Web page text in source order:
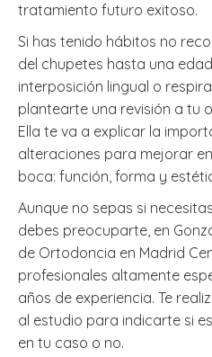
tratamiento futuro exitoso.
Si has tenido hábitos no
del chupetes hasta una
interposición lingual o
plantearte una revisión a tu
Ella te va a explicar la
alteraciones para mejorar
boca: función, forma y
Aunque no sepas si
debes preocuparte, en
de Ortodoncia en Madrid
profesionales altamente
años de experiencia. Te
al estudio para indicarte si
en tu caso o no.